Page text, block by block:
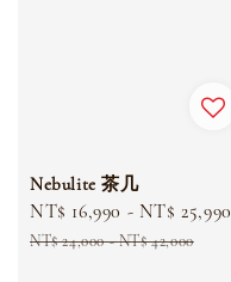
Nebulite 茶几
Sale
price
NT$ 16,990 - NT$ 25,990
NT$ 24,000-NT$ 42,000